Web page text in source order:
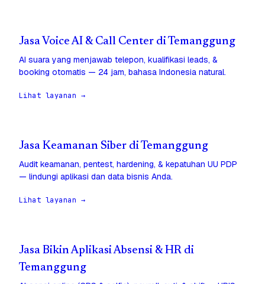
Jasa Voice AI & Call Center di Temanggung
AI suara yang menjawab telepon, kualifikasi leads, &
booking otomatis — 24 jam, bahasa Indonesia natural.
Lihat layanan →
Jasa Keamanan Siber di Temanggung
Audit keamanan, pentest, hardening, & kepatuhan UU PDP
— lindungi aplikasi dan data bisnis Anda.
Lihat layanan →
Jasa Bikin Aplikasi Absensi & HR di
Temanggung